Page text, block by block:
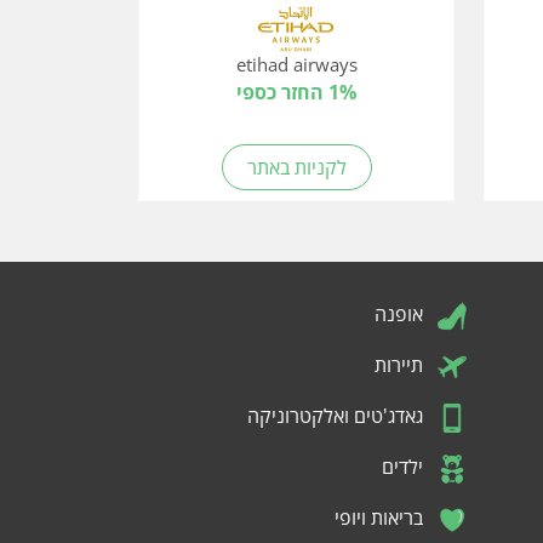
etihad airways
1% החזר כספי
לקניות באתר
אופנה
תיירות
גאדג'טים ואלקטרוניקה
ילדים
בריאות ויופי